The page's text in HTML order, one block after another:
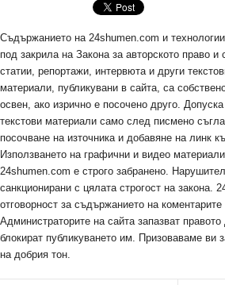
Съдържанието на 24shumen.com и
под закрила на Закона за авторското право
статии, репортажи, интервюта и други
материали, публикувани в сайта, са
освен, ако изрично е посочено друго.
текстови материали само след писмено
посочване на източника и добавяне на линк
Използването на графични и видео
24shumen.com е строго забранено.
санкционирани с цялата строгост на закона.
отговорност за съдържанието на коментарите
Администраторите на сайта запазват
блокират публикуването им. Призоваваме ви
на добрия тон.